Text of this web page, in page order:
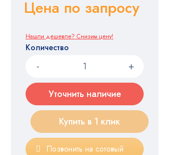
Цена по запросу
Нашли дешевле? Снизим цену!
Количество
Уточнить наличие
Купить в 1 клик
Позвонить на сотовый